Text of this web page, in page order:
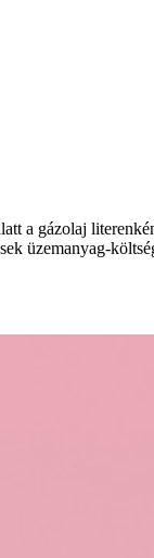
a gázolaj
üzemanyag-